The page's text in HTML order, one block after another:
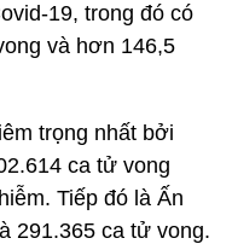
19, trong đó có
và hơn 146,5
trọng nhất bởi
ca tử vong
Tiếp đó là Ấn
291.365 ca tử vong.